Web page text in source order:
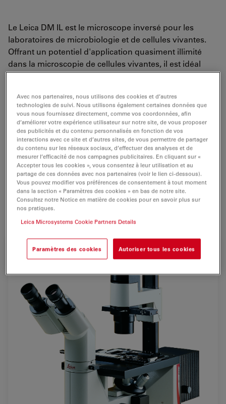
Le Leica DM IL est le microscope inversé pour les
laboratoires de microbiologie et de cellules vivantes.
Offrant un potentiel d'application quasiment illimité
dans la microscopie de cellules vivantes, il est idéal
pour les examens de routine de cultures cellulaires et
applications spéciales comme la micromanipulation et
la micro-injection. Les utilisateurs seront impressionnés
par sa fluorescence d'épiscopie lumineuse, son
contraste de phase optimisé et une nouvelle technique
de contraste extrêmement efficace :
Pour la première fois, l'exceptionnel IMC (Contraste de
modulation intégré) Leica Microsystems permet un
contraste de modulation Hoffman de haute qualité
sans utilisation d'objectifs spéciaux.
Avec nos partenaires, nous utilisons des cookies et d’autres
technologies de suivi. Nous utilisons également certaines données que
vous nous fournissez directement, comme vos coordonnées, afin
d’améliorer votre expérience utilisateur sur notre site, de vous proposer
des publicités et du contenu personnalisés en fonction de vos
interactions avec ce site et d’autres sites, de vous permettre de partager
du contenu sur les réseaux sociaux, d’effectuer des analyses et de
mesurer l’efficacité de nos campagnes publicitaires. En cliquant sur «
Accepter tous les cookies », vous consentez à leur utilisation et au
partage de ces données avec nos partenaires (voir le lien ci-dessous).
Vous pouvez modifier vos préférences de consentement à tout moment
dans la section « Paramètres des cookies » en bas de notre site.
Consultez notre Notice en matière de cookies pour en savoir plus sur
nos pratiques.
Leica Microsystems Cookie Partners Details
Paramètres des cookies Autoriser tous les cookies